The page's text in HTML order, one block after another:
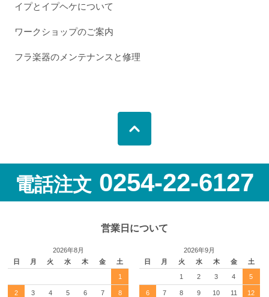
イプとイプヘケについて
ワークショップのご案内
フラ楽器のメンテナンスと修理
電話注文 0254-22-6127
営業日について
2026年8月
日
月 火 水 木 金 土
1
2 3 4 5 6 7 8
2026年9月
日
月 火 水 木 金 土
1 2 3 4 5
6 7 8 9 10 11 12